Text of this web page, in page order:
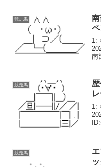
競走馬
1:
南
ュ
競走馬
1:
競走馬